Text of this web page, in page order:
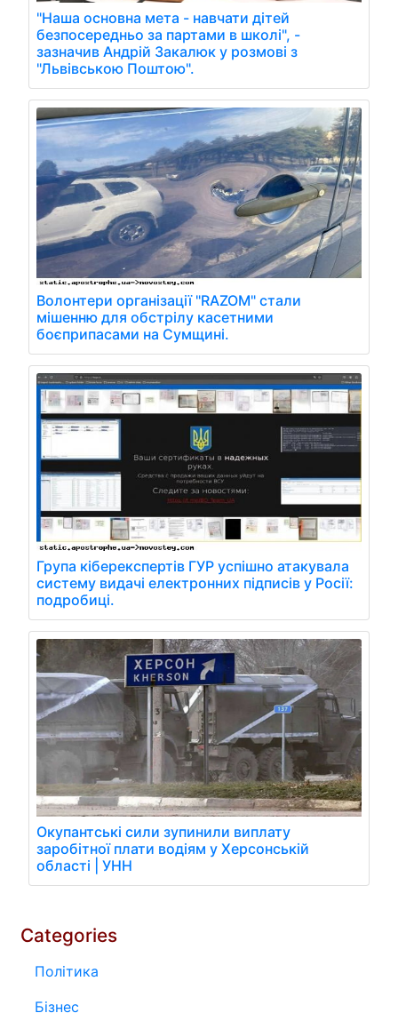
"Наша основна мета - навчати дітей
безпосередньо за партами в школі", -
зазначив Андрій Закалюк у розмові з
"Львівською Поштою".
Волонтери організації "RAZOM" стали
мішенню для обстрілу касетними
боєприпасами на Сумщині.
Група кіберекспертів ГУР успішно атакувала
систему видачі електронних підписів у Росії:
подробиці.
Окупантські сили зупинили виплату
заробітної плати водіям у Херсонській
області | УНН
Categories
Політика
Бізнес